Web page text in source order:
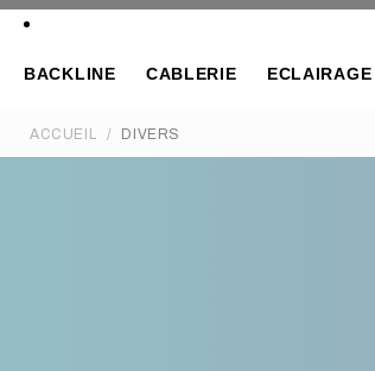
BACKLINE CABLERIE
ACCUEIL DIVERS